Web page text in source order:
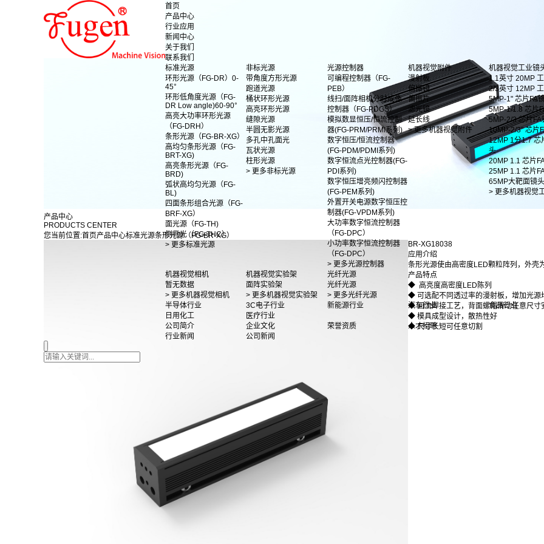
首页
产品中心
行业应用
新闻中心
关于我们
联系我们
标准光源
环形光源（FG-DR）0-
45°
环形低角度光源（FG-
DR Low angle)60-90°
高亮大功率环形光源
（FG-DRH）
条形光源（FG-BR-XG）
高均匀条形光源（FG-
BRT-XG)
高亮条形光源（FG-
BRD)
弧状高均匀光源（FG-
BL)
四面条形组合光源（FG-
BRF-XG）
面光源（FG-TH)
侧背光（FG-THC）
> 更多标准光源
非标光源
带角度方形光源
跑道光源
桶状环形光源
高亮环形光源
缝隙光源
半圆无影光源
多孔中孔面光
瓦状光源
柱形光源
> 更多非标光源
光源控制器
可编程控制器（FG-
PEB）
线扫/面阵相机分时成像
控制器（FG-PDGS）
模拟数显恒压/恒流控制
器(FG-PRM/PRMI系列)
数字恒压/恒流控制器
(FG-PDM/PDMI系列)
数字恒流点光控制器(FG-
PDI系列)
数字恒压增亮频闪控制器
(FG-PEM系列)
外置开关电源数字恒压控
制器(FG-VPDM系列)
大功率数字恒流控制器
（FG-DPC）
小功率数字恒流控制器
（FG-DPC）
> 更多光源控制器
机器视觉附件
漫射板
偏振镜
偏振片
滤光镜
延长线
> 更多机器视觉附件
机器视觉工业镜
1.1英寸 20MP
2/3英寸 12MP
5MP-1" 芯片FA
5MP-1/1.8 芯片
5MP-2/3 芯片FA
10MP-2/3" 芯片
12MP 1分1.7 芯
头
20MP 1.1 芯片
25MP 1.1 芯片
65MP大靶面镜头
> 更多机器视觉
机器视觉相机
暂无数据
> 更多机器视觉相机
机器视觉实验架
面阵实验架
> 更多机器视觉实验架
光纤光源
光纤光源
> 更多光纤光源
半导体行业
3C电子行业 新能源行业 汽车行业 食品行业
日用化工
医疗行业
公司简介
企业文化 荣誉资质
人才招聘
行业新闻
公司新闻
产品中心
PRODUCTS CENTER
您当前位置:首页产品中心标准光源条形光源（FG-BR-XG）
BR-XG18038
应用介绍
条形光源使由高密度LED颗粒阵列，外壳
产品特点
◆ 高亮度高密度LED陈列
◆ 可选配不同透过率的漫射板，增加光源
◆ 回流焊接工艺，背面螺帽滑动任意尺寸
◆ 模具成型设计，散热性好
◆ 尺寸长短可任意切割